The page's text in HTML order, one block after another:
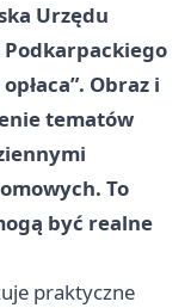
Urzędu
Podkarpackiego
. Obraz i
tematów
To
być realne
praktyczne